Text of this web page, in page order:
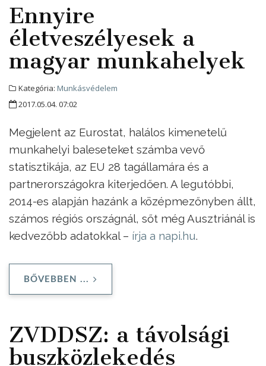
Ennyire
életveszélyesek a
magyar munkahelyek
Kategória: Munkásvédelem
2017.05.04. 07:02
Megjelent az Eurostat, halálos kimenetelű
munkahelyi baleseteket számba vevő
statisztikája, az EU 28 tagállamára és a
partnerországokra kiterjedően. A legutóbbi,
2014-es alapján hazánk a középmezőnyben állt,
számos régiós országnál, sőt még Ausztriánál is
kedvezőbb adatokkal – írja a napi.hu.
BŐVEBBEN ...
ZVDDSZ: a távolsági
buszközlekedés